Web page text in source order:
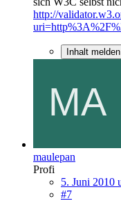
http://
Inhalt melden
maulepan
Profi
5. Juni 2010
#7